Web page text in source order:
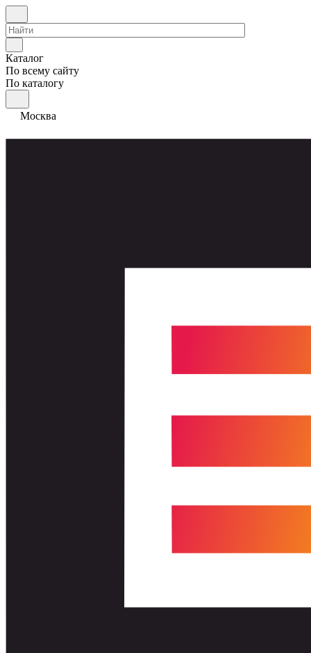
Каталог
По всему сайту
По каталогу
Москва